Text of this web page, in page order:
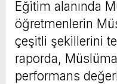
Eğitim alanında
öğretmenlerin
çeşitli şekillerini
raporda,
performans